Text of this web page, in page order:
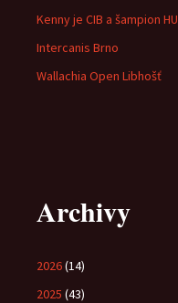
Kenny je CIB a šampion HU
Intercanis Brno
Wallachia Open Libhošť
Archivy
2026(14)
2025 (43)